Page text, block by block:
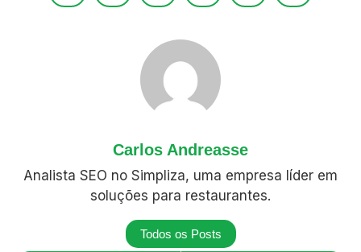
Carlos Andreasse
Analista SEO no Simpliza, uma empresa líder em
soluções para restaurantes.
Todos os Posts